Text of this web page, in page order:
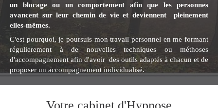
un blocage ou un comportement afin que les personnes
avancent sur leur chemin de vie et deviennent pleinement
elles-mêmes.
C'est pourquoi, je poursuis mon travail personnel en me formant
régulierement à de nouvelles techniques ou méthoses
d'accompagnement afin d'avoir des outils adaptés à chacun et de
proposer un accompagnement individualisé.